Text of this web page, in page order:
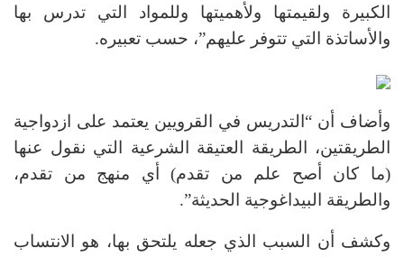
الكبيرة ولقيمتها ولأهميتها وللمواد التي تدرس بها
والأساتذة التي تتوفر عليهم”، حسب تعبيره.
وأضاف أن “التدريس في القرويين يعتمد على ازدواجية
الطريقتين، الطريقة العتيقة الشرعية التي نقول عنها
(ما كان أصح علم من تقدم) أي منهج من تقدم،
والطريقة البيداغوجية الحديثة”.
وكشف أن السبب الذي جعله يلتحق بها، هو الانتساب